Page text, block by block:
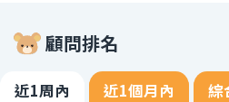
顧問排名
近1周內 近1個月內 綜